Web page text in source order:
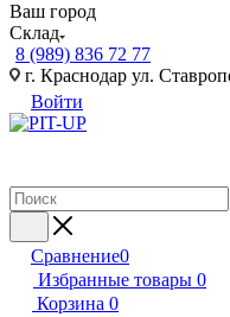
Ваш город
Склад
8 (989) 836 72 77
г. Краснодар ул.
Войти
Сравнение0
Избранные товары 0
Корзина 0